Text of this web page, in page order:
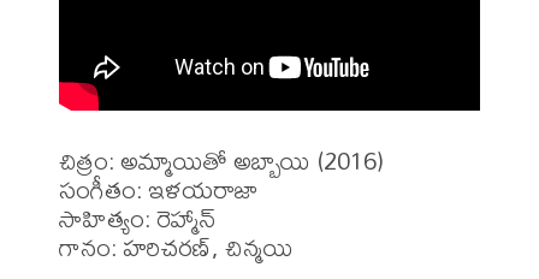
చిత్రం: అమ్మాయితో అబ్బాయి (2016)
సంగీతం: ఇళయరాజా
సాహిత్యం: రెహ్మాన్
గానం: హరిచరణ్, చిన్మయి